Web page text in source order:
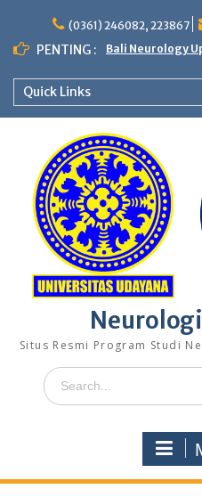
content
(0361) 246082, 223867
PENTING : Bali Neurology
Quick Links
Situs Resmi Program Studi
Search
for: